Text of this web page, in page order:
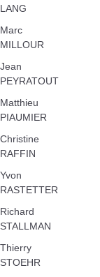
LANG
Marc
MILLOUR
Jean
PEYRATOUT
Matthieu
PIAUMIER
Christine
RAFFIN
Yvon
RASTETTER
Richard
STALLMAN
Thierry
STOEHR